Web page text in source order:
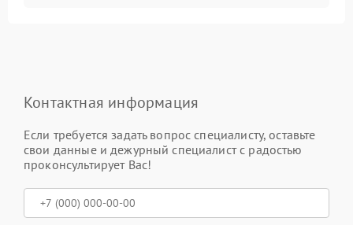
Контактная информация
Если требуется задать вопрос специалисту, оставьте
свои данные и дежурный специалист с радостью
проконсультирует Вас!